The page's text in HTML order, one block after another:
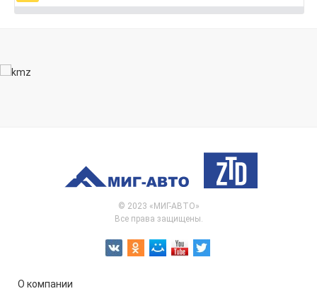
© 2023 «МИГ-АВТО»
Все права защищены.
О компании